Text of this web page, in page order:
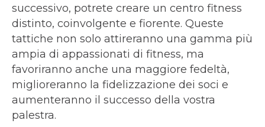
successivo, potrete creare un centro fitness
distinto, coinvolgente e fiorente. Queste
tattiche non solo attireranno una gamma più
ampia di appassionati di fitness, ma
favoriranno anche una maggiore fedeltà,
miglioreranno la fidelizzazione dei soci e
aumenteranno il successo della vostra
palestra.